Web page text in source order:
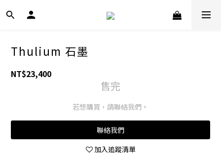
Thulium 石墨
NT$23,400
售完
若想購買，請聯絡我們。
聯絡我們
加入追蹤清單